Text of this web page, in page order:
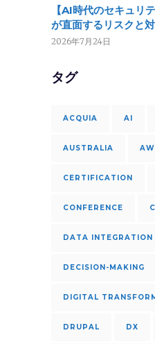
【AI時代のセキュリ
が直面するリスクと
2026年7月24日
タグ
ACQUIA AI
AUSTRALIA
CERTIFICATION
CONFERENCE
DATA INTEGRATION
DECISION-MAKING
DIGITAL
DRUPAL DX